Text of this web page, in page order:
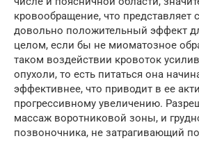
кровообращение, что
довольно положительный эффект
целом, если бы не миоматозное
таком воздействии кровоток
опухоли, то есть питаться она
эффективнее, что приводит в ее
прогрессивному увеличению.
массаж воротниковой зоны, и
позвоночника, не затрагивающий